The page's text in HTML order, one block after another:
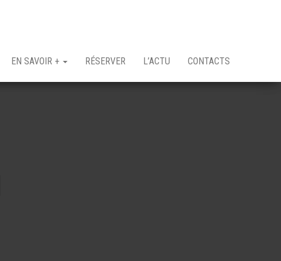
EN SAVOIR + RÉSERVER L’ACTU CONTACTS